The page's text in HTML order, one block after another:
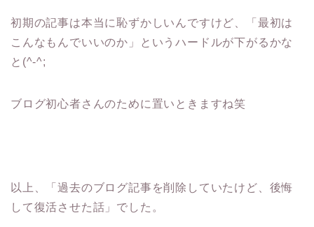
初期の記事は本当に恥ずかしいんですけど、「最初は
こんなもんでいいのか」というハードルが下がるかな
と(^-^;
ブログ初心者さんのために置いときますね笑
以上、「過去のブログ記事を削除していたけど、後悔
して復活させた話」でした。